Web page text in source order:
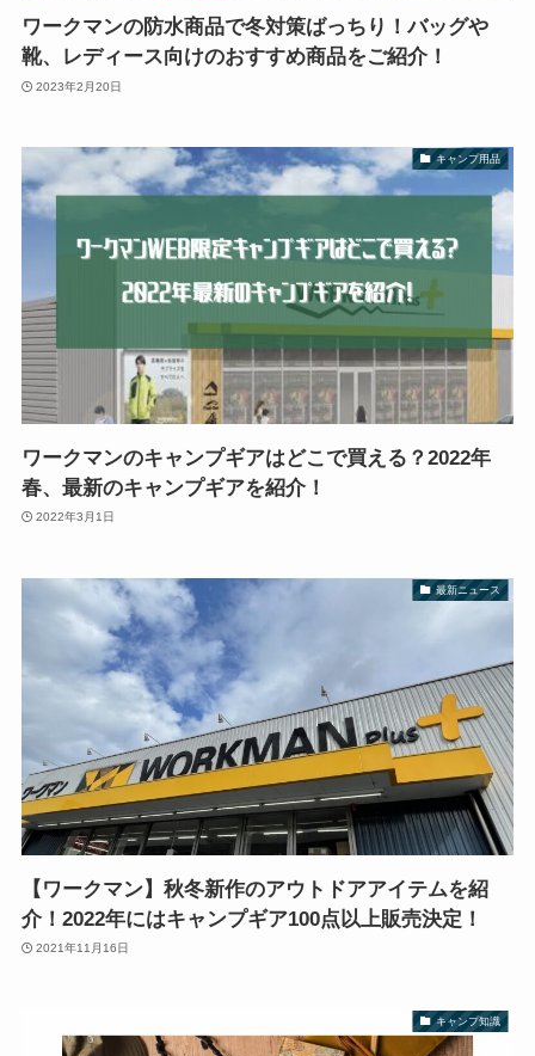
ワークマンの防水商品で冬対策ばっちり！バッグや
靴、レディース向けのおすすめ商品をご紹介！
2023年2月20日
キャンプ用品
ワークマンのキャンプギアはどこで買える？2022年
春、最新のキャンプギアを紹介！
2022年3月1日
最新ニュース
【ワークマン】秋冬新作のアウトドアアイテムを紹
介！2022年にはキャンプギア100点以上販売決定！
2021年11月16日
キャンプ知識